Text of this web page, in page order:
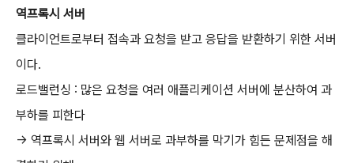
역프록시 서버
클라이언트로부터 접속과 요청을 받고 응답을 받환하기 위한 서버
이다.
로드밸런싱 : 많은 요청을 여러 애플리케이션 서버에 분산하여 과
부하를 피한다
-> 역프록시 서버와 웹 서버로 과부하를 막기가 힘든 문제점을 해